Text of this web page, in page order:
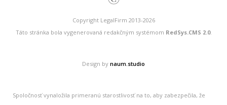
Copyright LegalFirm 2013-2026
Táto stránka bola vygenerovaná redakčným systémom RedSys.CMS 2.0.
Design by naum.studio
Spoločnosť vynaložila primeranú starostlivosť na to, aby zabezpečila, že